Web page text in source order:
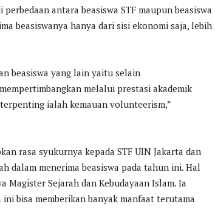
antara beasiswa STF maupun beasiswa
beasiswanya hanya dari sisi ekonomi saja, lebih
beasiswa yang lain yaitu selain
melalui prestasi akademik
ialah kemauan volunteerism,”
rasa syukurnya kepada STF UIN Jakarta dan
dalam menerima beasiswa pada tahun ini. Hal
Magister Sejarah dan Kebudayaan Islam. Ia
bisa memberikan banyak manfaat terutama